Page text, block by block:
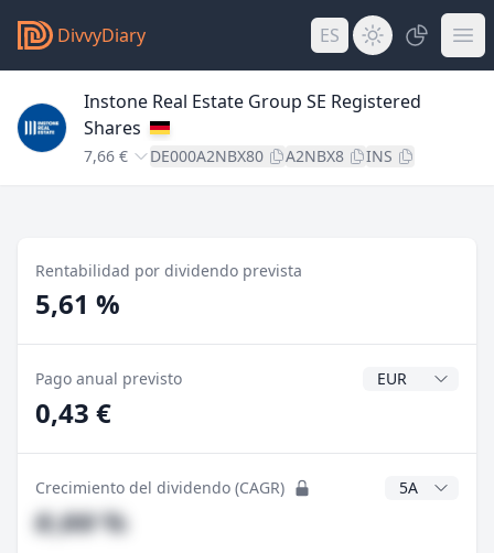
DivvyDiary ES
Instone Real Estate Group SE Registered
Shares
7,66 € DE000A2NBX80 A2NBX8 INS
Rentabilidad por dividendo prevista
5,61 %
Pago anual previsto Divisa del
0,43 €
Crecimiento del dividendo (CAGR) Años CAGR
#,## %